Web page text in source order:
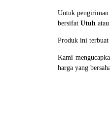
Untuk
bersifat Utuh atau
Produk ini terbuat
Kami
harga yang